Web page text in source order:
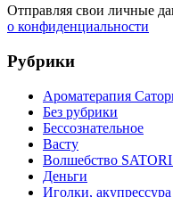
Отправляя свои личные
о конфиденциальности
Рубрики
Ароматерапия
Без рубрики
Бессознательное
Васту
Волшебство
Деньги
Иголки,